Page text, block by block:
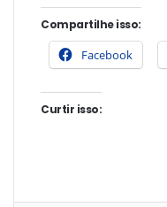
Compartilhe isso:
Facebook
Curtir isso: